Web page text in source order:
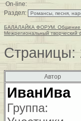
On-line:
Раздел:
БАЛАЛАЙКА ФОРУМ. Общение
Межрегиональный творческий
Страницы:
Автор
ИванИва
Группа: